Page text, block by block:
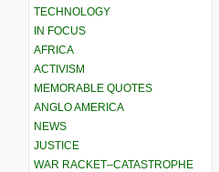
TECHNOLOGY
IN FOCUS
AFRICA
ACTIVISM
MEMORABLE QUOTES
ANGLO AMERICA
NEWS
JUSTICE
WAR RACKET–CATASTROPHE